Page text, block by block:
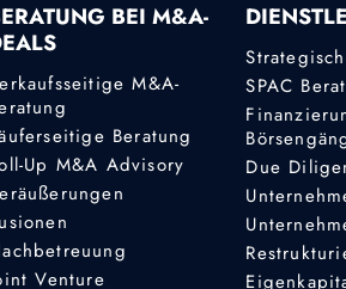
BEI M&A-
M&A-
Beratung
Up M&A Advisory
Venture
SPAC
Due